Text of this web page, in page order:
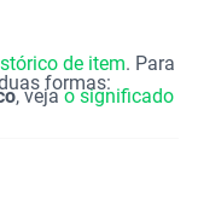
de item. Para
, vejao significado
formas: